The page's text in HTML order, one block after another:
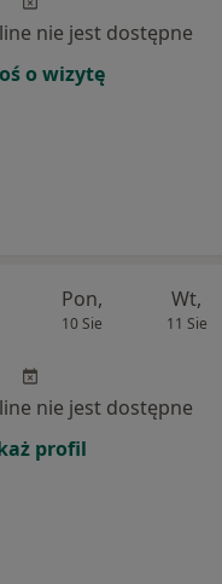
nie jest dostępne
o wizytę
Pon,
10 Sie
Wt,
11 Sie
nie jest dostępne
profil